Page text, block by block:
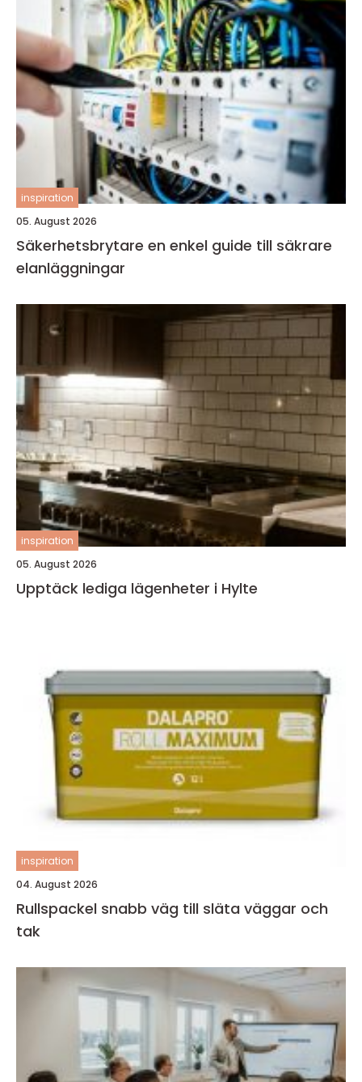
inspiration
05. August 2026
Säkerhetsbrytare en enkel guide till säkrare
elanläggningar
inspiration
05. August 2026
Upptäck lediga lägenheter i Hylte
inspiration
04. August 2026
Rullspackel snabb väg till släta väggar och
tak